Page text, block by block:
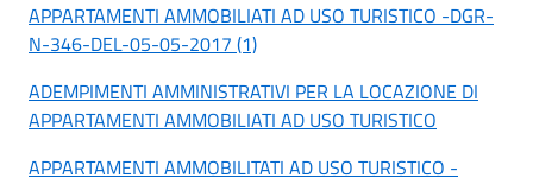
APPARTAMENTI AMMOBILIATI AD USO TURISTICO -DGR-
N-346-DEL-05-05-2017 (1)
ADEMPIMENTI AMMINISTRATIVI PER LA LOCAZIONE DI
APPARTAMENTI AMMOBILIATI AD USO TURISTICO
APPARTAMENTI AMMOBILITATI AD USO TURISTICO -